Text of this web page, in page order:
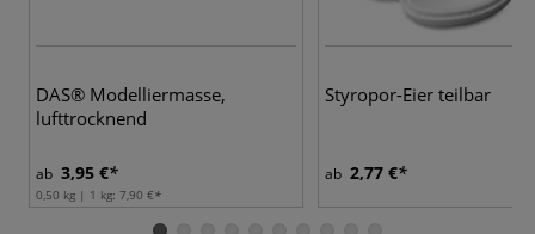
DAS® Modelliermasse,
lufttrocknend
ab 3,95 €
0,50 kg | 1 kg: 7,90 €
Styropor-Eier teilbar
ab 2,77 €